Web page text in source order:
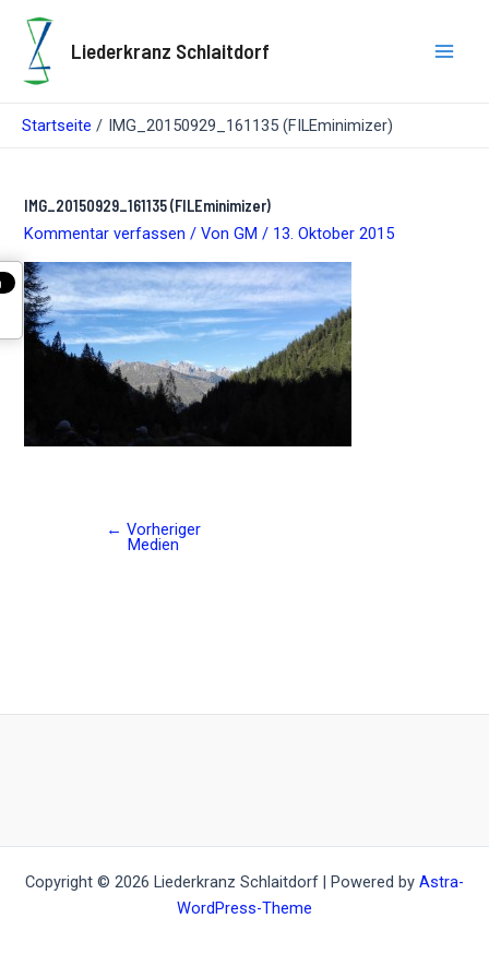
Inhalt
springen
Liederkranz Schlaitdorf
Startseite IMG_20150929_161135 (FILEminimizer)
IMG_20150929_161135 (FILEminimizer)
Kommentar verfassen / VonGM/ 13. Oktober 2015
← Vorheriger
Medien
Copyright © 2026 Liederkranz Schlaitdorf | Powered by Astra-
WordPress-Theme